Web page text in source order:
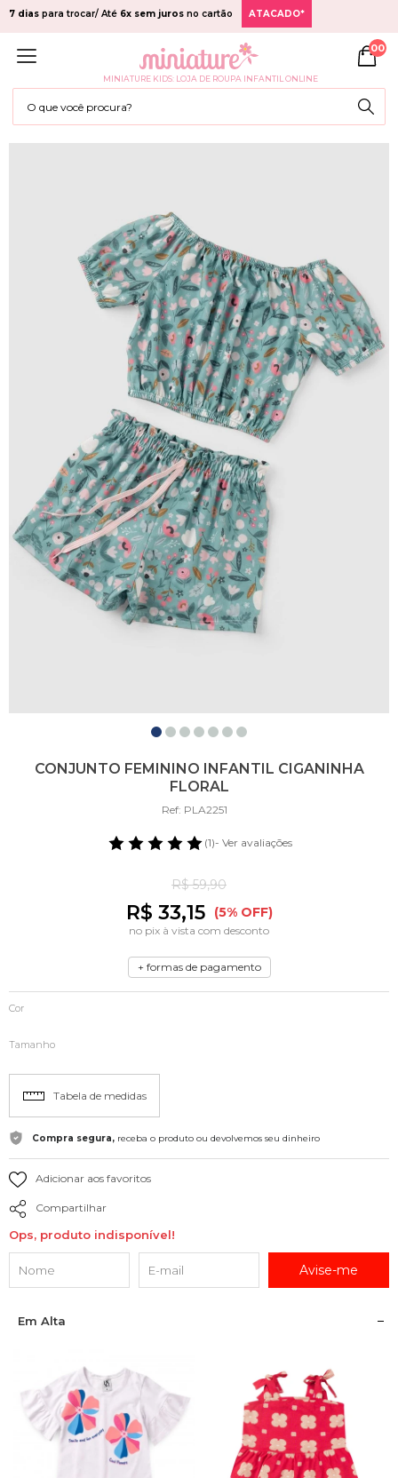
7 dias para trocar/ Até 6x sem juros no cartão ATACADO*
MINIATURE KIDS: LOJA DE ROUPA INFANTIL ONLINE
00
CONJUNTO FEMININO INFANTIL CIGANINHA
FLORAL
Ref: PLA2251
(1)- Ver avaliações
R$ 59,90
R$ 33,15 (5% OFF)
no pix à vista com desconto
+ formas de pagamento
Cor
Tamanho
Tabela de medidas
Compra segura, receba o produto ou devolvemos seu dinheiro
Adicionar aos favoritos
Compartilhar
Ops, produto indisponível!
Avise-me
Em Alta